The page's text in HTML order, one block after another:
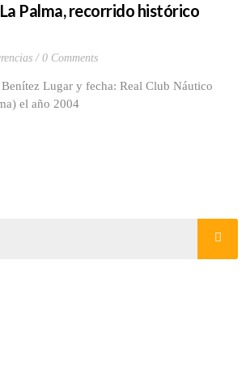
Palma, recorrido histórico
0 Comments
Lugar y fecha: Real Club Náutico
el año 2004